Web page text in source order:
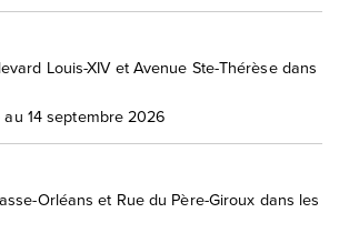
Louis-XIV et Avenue Ste-Thérèse dans
14 septembre 2026
Orléans et Rue du Père-Giroux dans les